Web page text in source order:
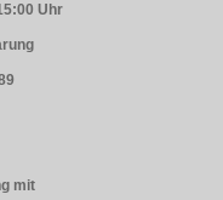
Uhr
mit